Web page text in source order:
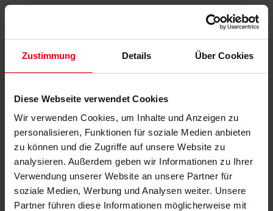
Zustimmung Details Über Cookies
Diese Webseite verwendet Cookies
Wir verwenden Cookies, um Inhalte und Anzeigen zu
personalisieren, Funktionen für soziale Medien anbieten
zu können und die Zugriffe auf unsere Website zu
analysieren. Außerdem geben wir Informationen zu Ihrer
Verwendung unserer Website an unsere Partner für
soziale Medien, Werbung und Analysen weiter. Unsere
Partner führen diese Informationen möglicherweise mit